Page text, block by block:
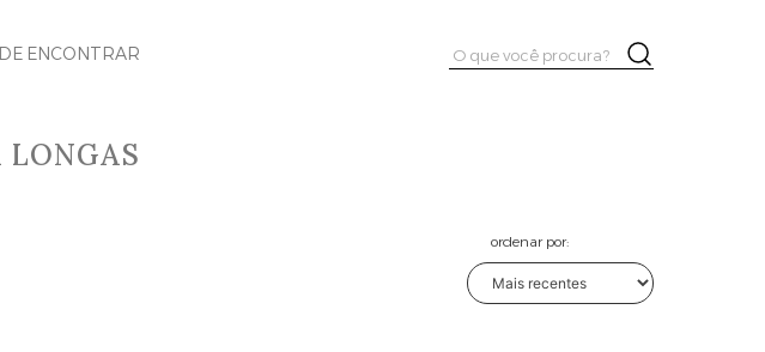
ENCONTRAR
Pesquisar
Buscar
LONGAS
ordenar por: